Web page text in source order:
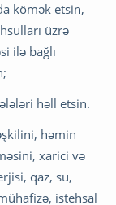
kömək etsin,
üzrə
ilə bağlı
həll etsin.
həmin
xarici və
qaz, su,
istehsal